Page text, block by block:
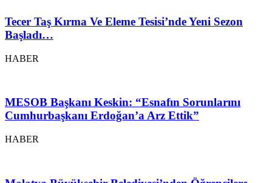
Tecer Taş Kırma Ve Eleme Tesisi’nde Yeni Sezon
Başladı…
HABER
MESOB Başkanı Keskin: “Esnafın Sorunlarını
Cumhurbaşkanı Erdoğan’a Arz Ettik”
HABER